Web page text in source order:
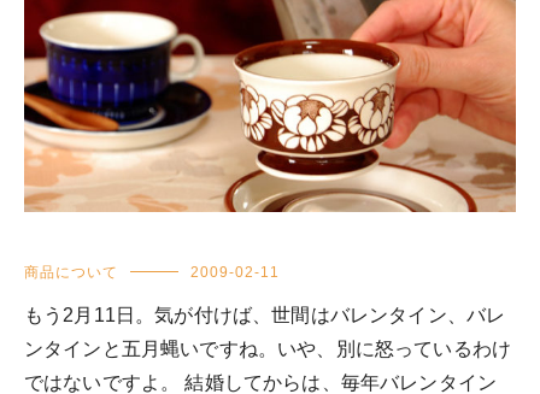
商品について 2009-02-11
もう2月11日。気が付けば、世間はバレンタイン、バレ
ンタインと五月蝿いですね。いや、別に怒っているわけ
ではないですよ。 結婚してからは、毎年バレンタイン